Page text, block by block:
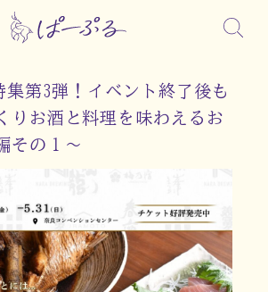
集第3弾！イベント終了後も
りお酒と料理を味わえるお
その１～